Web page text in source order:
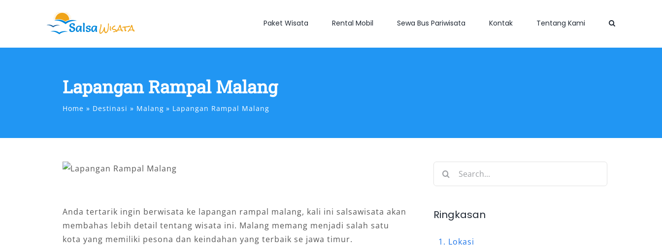
Paket Wisata Rental Mobil Sewa Bus Pariwisata Kontak Tentang Kami
Lapangan Rampal Malang
Home Destinasi Malang Lapangan Rampal Malang
Anda tertarik ingin berwisata ke lapangan rampal malang, kali ini salsawisata akan
membahas lebih detail tentang wisata ini. Malang memang menjadi salah satu
kota yang memiliki pesona dan keindahan yang terbaik se jawa timur.
Search
Ringkasan
Lokasi